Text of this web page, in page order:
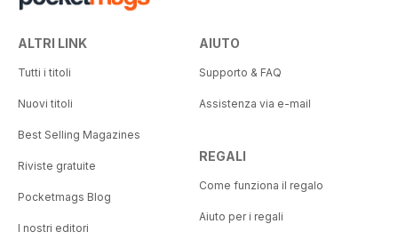
ALTRI LINK
Tutti i titoli
Nuovi titoli
Best Selling Magazines
Riviste gratuite
Pocketmags Blog
I nostri editori
AIUTO
Supporto & FAQ
Assistenza via e-mail
REGALI
Come funziona il regalo
Aiuto per i regali